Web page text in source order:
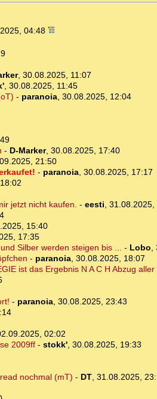
04:48
, 30.08.2025, 11:07
, 30.08.2025, 11:45
- paranoia, 30.08.2025, 12:04
- D-Marker, 30.08.2025, 17:40
21:50
- paranoia, 30.08.2025, 17:17
jetzt nicht kaufen. - eesti, 31.08.2025,
15:40
17:35
Silber werden steigen bis ... - Lobo,
- paranoia, 30.08.2025, 18:07
ist das Ergebnis N A C H Abzug
- paranoia, 30.08.2025, 23:43
02:02
2009ff- stokk', 30.08.2025, 19:33
nochmal (mT) - DT, 31.08.2025,